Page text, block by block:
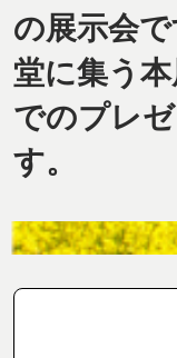
の展示会
堂に集う
でのプレ
す。